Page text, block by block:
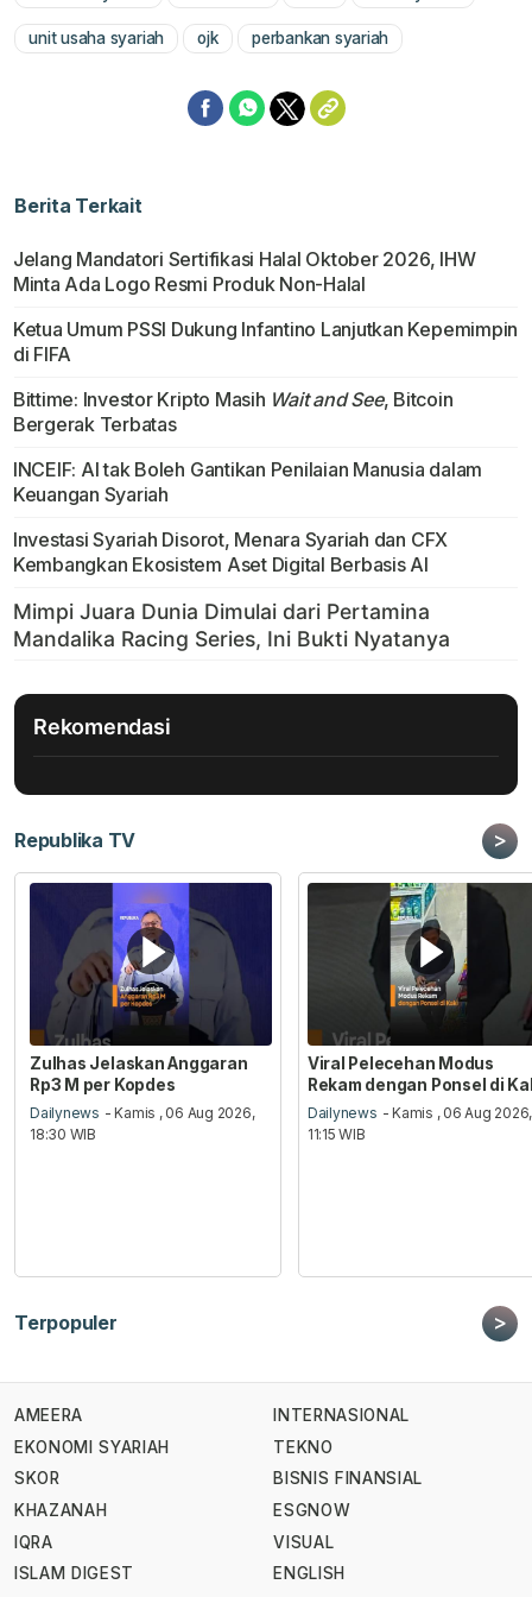
unit usaha syariah ojk perbankan syariah
Berita Terkait
Jelang Mandatori Sertifikasi Halal Oktober 2026, IHW
Minta Ada Logo Resmi Produk Non-Halal
Ketua Umum PSSI Dukung Infantino Lanjutkan Kepemimpin
di FIFA
Bittime: Investor Kripto Masih Wait and See, Bitcoin
Bergerak Terbatas
INCEIF: AI tak Boleh Gantikan Penilaian Manusia dalam
Keuangan Syariah
Investasi Syariah Disorot, Menara Syariah dan CFX
Kembangkan Ekosistem Aset Digital Berbasis AI
Rekomendasi
Republika TV >
Zulhas Jelaskan Anggaran
Rp3 M per Kopdes
Dailynews - Kamis , 06 Aug 2026,
18:30 WIB
Viral Pelecehan Modus
Rekam dengan Ponsel di
Dailynews - Kamis , 06 Aug 2026,
11:15 WIB
Terpopuler >
AMEERA
EKONOMI SYARIAH
SKOR
KHAZANAH
IQRA
ISLAM DIGEST
INTERNASIONAL
TEKNO
BISNIS FINANSIAL
ESGNOW
VISUAL
ENGLISH